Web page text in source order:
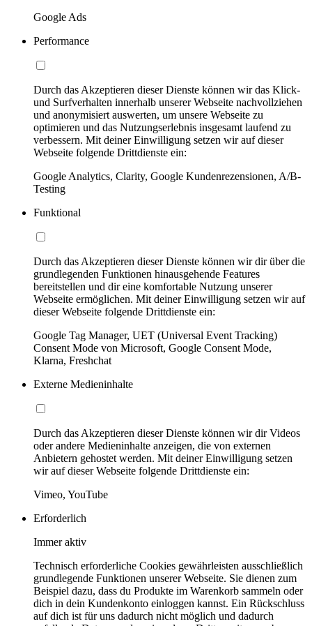
Google Ads
Performance
Durch das Akzeptieren dieser Dienste können wir das Klick-
und Surfverhalten innerhalb unserer Webseite nachvollziehen
und anonymisiert auswerten, um unsere Webseite zu
optimieren und das Nutzungserlebnis insgesamt laufend zu
verbessern. Mit deiner Einwilligung setzen wir auf dieser
Webseite folgende Drittdienste ein:
Google Analytics, Clarity, Google Kundenrezensionen, A/B-
Testing
Funktional
Durch das Akzeptieren dieser Dienste können wir dir über die
grundlegenden Funktionen hinausgehende Features
bereitstellen und dir eine komfortable Nutzung unserer
Webseite ermöglichen. Mit deiner Einwilligung setzen wir auf
dieser Webseite folgende Drittdienste ein:
Google Tag Manager, UET (Universal Event Tracking)
Consent Mode von Microsoft, Google Consent Mode,
Klarna, Freshchat
Externe Medieninhalte
Durch das Akzeptieren dieser Dienste können wir dir Videos
oder andere Medieninhalte anzeigen, die von externen
Anbietern gehostet werden. Mit deiner Einwilligung setzen
wir auf dieser Webseite folgende Drittdienste ein:
Vimeo, YouTube
Erforderlich
Immer aktiv
Technisch erforderliche Cookies gewährleisten ausschließlich
grundlegende Funktionen unserer Webseite. Sie dienen zum
Beispiel dazu, dass du Produkte im Warenkorb sammeln oder
dich in dein Kundenkonto einloggen kannst. Ein Rückschluss
auf dich ist für uns dadurch nicht möglich und dadurch